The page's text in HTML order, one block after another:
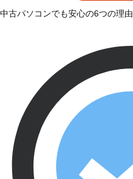
中古パソコンでも安心の6つの理由